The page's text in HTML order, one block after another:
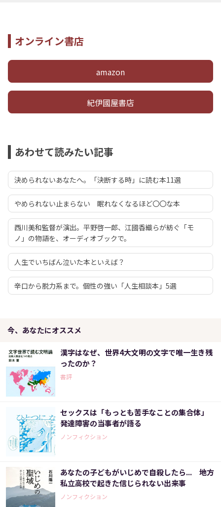
オンライン書店
amazon
紀伊國屋書店
あわせて読みたい記事
決められないあなたへ。「決断する時」に読む本11選
やめられない止まらない 眠れなくなるほど〇〇な本
西川美和監督が演出。平野啓一郎、江國香織らが紡ぐ「モ
ノ」の物語を、オーディオブックで。
人生でいちばん泣いた本といえば？
辛口から脱力系まで。個性の強い「人生相談本」5選
今、あなたにオススメ
漢字はなぜ、世界4大文明の文字で唯一生き残
ったのか？
書評
セックスは「もっとも苦手なことの集合体」
発達障害の当事者が語る
ノンフィクション
あなたの子どもがいじめで自殺したら... 地方
私立高校で起きた信じられない出来事
ノンフィクション